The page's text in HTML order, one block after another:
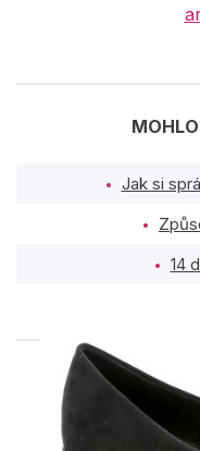
Jak si
14